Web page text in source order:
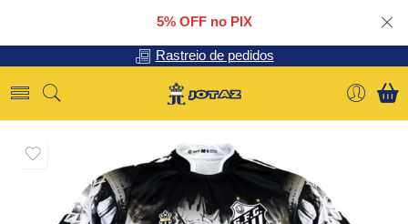
5% OFF no PIX
Rastreio de pedidos